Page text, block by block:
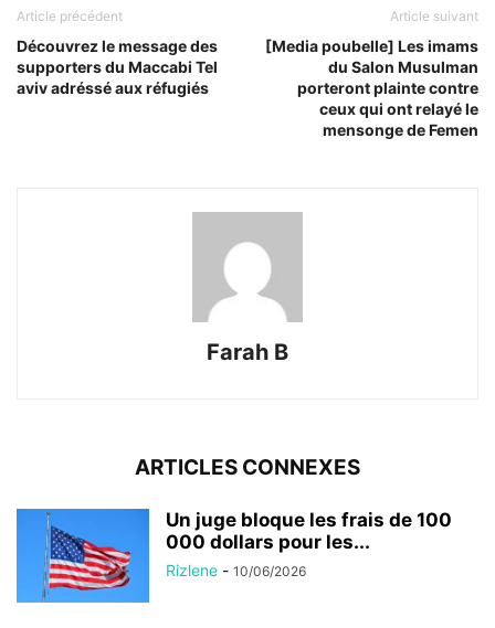
Article précédent
Découvrez le message des
supporters du Maccabi Tel
aviv adréssé aux réfugiés
Article suivant
[Media poubelle] Les imams
du Salon Musulman
porteront plainte contre
ceux qui ont relayé le
mensonge de Femen
Farah B
ARTICLES CONNEXES
Un juge bloque les frais de 100
000 dollars pour les...
Rizlene - 10/06/2026